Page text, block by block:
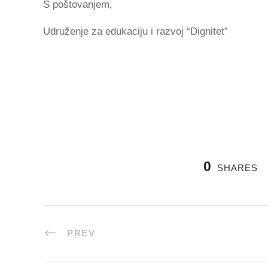
S poštovanjem,
Udruženje za edukaciju i razvoj “Dignitet”
0 SHARES
PREV